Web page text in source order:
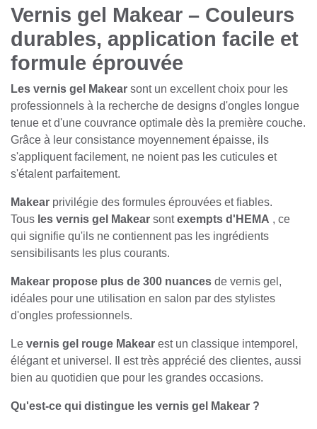
Vernis gel Makear – Couleurs
durables, application facile et
formule éprouvée
Les vernis gel Makearsont un excellent choix pour
les professionnels à la recherche de designs d'ongles
longue tenue et d'une couvrance optimale dès la
première couche. Grâce à leur consistance
moyennement épaisse, ils s'appliquent facilement, ne
noient pas les cuticules et s'étalent parfaitement.
Makearprivilégie des formules éprouvées et fiables.
Tousles vernis gel Makearsontexempts d'HEMA
ce qui signifie qu'ils ne contiennent pas les ingrédients
sensibilisants les plus courants.
Makear propose plus de 300 nuancesde vernis gel,
idéales pour une utilisation en salon par des stylistes
d'ongles professionnels.
Levernis gel rouge Makearest un classique
intemporel, élégant et universel. Il est très apprécié
des clientes, aussi bien au quotidien que pour les